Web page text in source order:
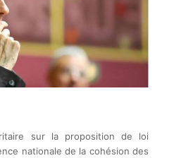
sur la proposition de loi
nationale de la cohésion des